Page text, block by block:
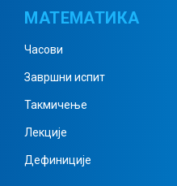
Једнакокраки
МАТЕМАТИКА
Часови
Завршни испит
Такмичење
Лекције
Дефиниције